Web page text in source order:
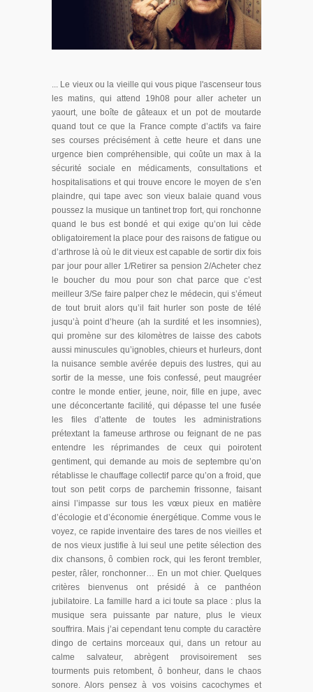
... Le vieux ou la vieille qui vous pique l'ascenseur tous
les matins, qui attend 19h08 pour aller acheter un
yaourt, une boîte de gâteaux et un pot de moutarde
quand tout ce que la France compte d’actifs va faire
ses courses précisément à cette heure et dans une
urgence bien compréhensible, qui coûte un max à la
sécurité sociale en médicaments, consultations et
hospitalisations et qui trouve encore le moyen de s’en
plaindre, qui tape avec son vieux balaie quand vous
poussez la musique un tantinet trop fort, qui ronchonne
quand le bus est bondé et qui exige qu’on lui cède
obligatoirement la place pour des raisons de fatigue ou
d’arthrose là où le dit vieux est capable de sortir dix fois
par jour pour aller 1/Retirer sa pension 2/Acheter chez
le boucher du mou pour son chat parce que c’est
meilleur 3/Se faire palper chez le médecin, qui s’émeut
de tout bruit alors qu’il fait hurler son poste de télé
jusqu’à point d’heure (ah la surdité et les insomnies),
qui promène sur des kilomètres de laisse des cabots
aussi minuscules qu’ignobles, chieurs et hurleurs, dont
la nuisance semble avérée depuis des lustres, qui au
sortir de la messe, une fois confessé, peut maugréer
contre le monde entier, jeune, noir, fille en jupe, avec
une déconcertante facilité, qui dépasse tel une fusée
les files d’attente de toutes les administrations
prétextant la fameuse arthrose ou feignant de ne pas
entendre les réprimandes de ceux qui poirotent
gentiment, qui demande au mois de septembre qu’on
rétablisse le chauffage collectif parce qu’on a froid, que
tout son petit corps de parchemin frissonne, faisant
ainsi l’impasse sur tous les vœux pieux en matière
d’écologie et d’économie énergétique. Comme vous le
voyez, ce rapide inventaire des tares de nos vieilles et
de nos vieux justifie à lui seul une petite sélection des
dix chansons, ô combien rock, qui les feront trembler,
pester, râler, ronchonner… En un mot chier. Quelques
critères bienvenus ont présidé à ce panthéon
jubilatoire. La famille hard a ici toute sa place : plus la
musique sera puissante par nature, plus le vieux
souffrira. Mais j’ai cependant tenu compte du caractère
dingo de certains morceaux qui, dans un retour au
calme salvateur, abrègent provisoirement ses
tourments puis retombent, ô bonheur, dans le chaos
sonore. Alors pensez à vos voisins cacochymes et